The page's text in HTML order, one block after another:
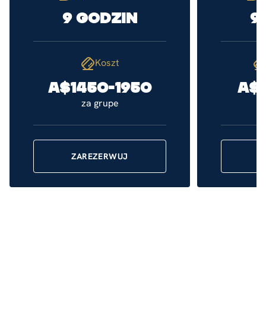
9 godzin
Koszt
A$1450-1950
za grupe
ZAREZERWUJ
9